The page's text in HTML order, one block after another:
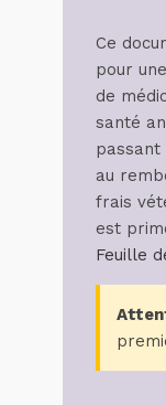
Ce
pour
de
santé
passant
au
frais
est
Feuille